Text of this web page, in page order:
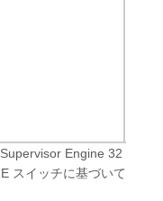
Engine 32 を 1
スイッチに基づいていま